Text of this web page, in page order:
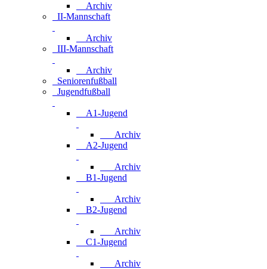
Archiv
II-Mannschaft
Archiv
III-Mannschaft
Archiv
Seniorenfußball
Jugendfußball
A1-Jugend
Archiv
A2-Jugend
Archiv
B1-Jugend
Archiv
B2-Jugend
Archiv
C1-Jugend
Archiv